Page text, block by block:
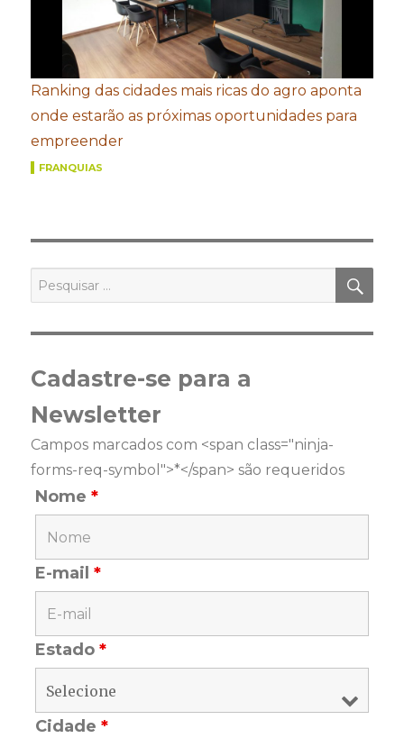
Ranking das cidades mais ricas do agro aponta
onde estarão as próximas oportunidades para
empreender
FRANQUIAS
por:
Cadastre-se para a
Newsletter
Campos marcados com <span class="ninja-
forms-req-symbol">*</span> são requeridos
Nome*
E-mail*
Estado*
Cidade*